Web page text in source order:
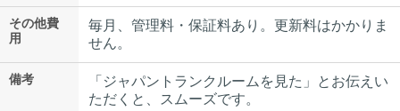
その他費
用
毎月、管理料・保証料あり。更新料はかかりま
せん。
備考
「ジャパントランクルームを見た」とお伝えい
ただくと、スムーズです。